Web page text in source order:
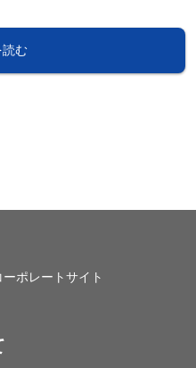
読む
ポレートサイト